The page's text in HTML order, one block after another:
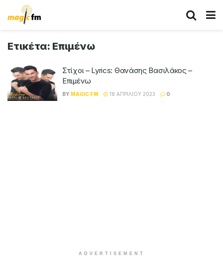
Ετικέτα: Επιμένω
Στίχοι – Lyrics: Θανάσης Βασιλάκος –
Επιμένω
BY MAGIC FM 18 ΑΠΡΙΛΊΟΥ 2023 0
ADVERTISEMENT